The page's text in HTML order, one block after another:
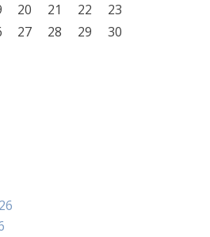
20 21 22
23
27 28 29
30